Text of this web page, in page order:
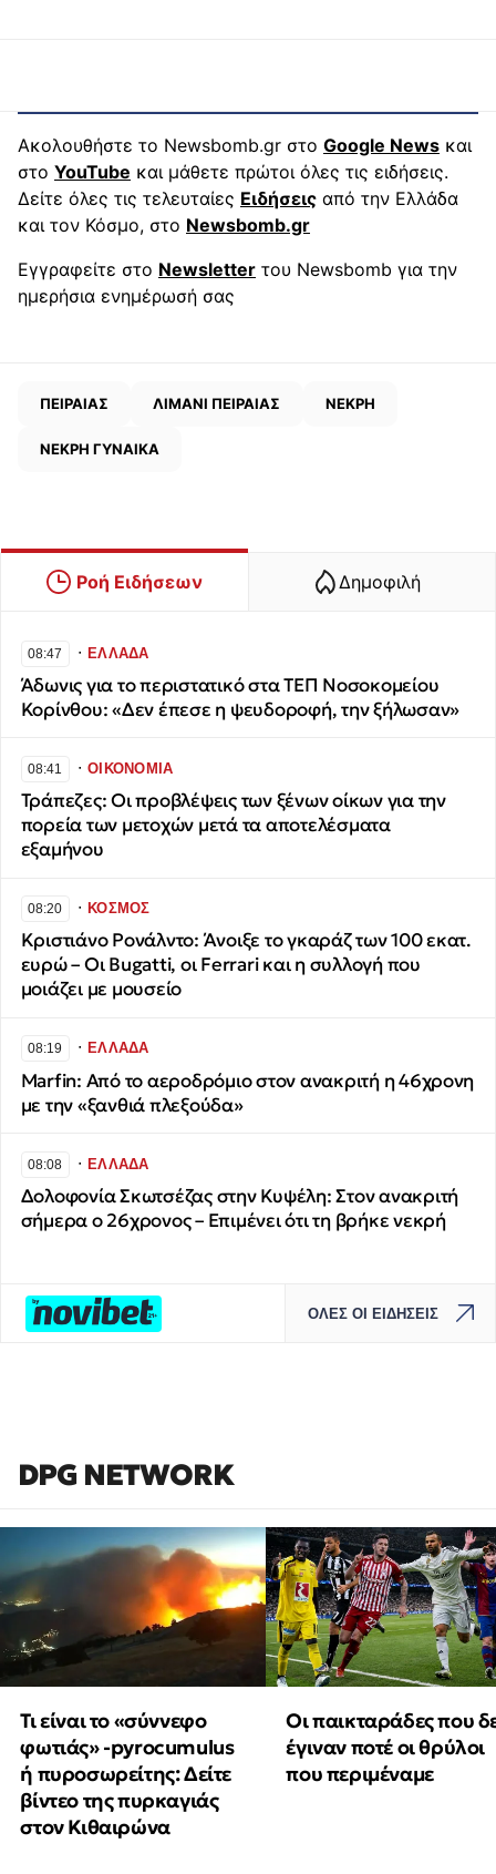
Ακολουθήστε το Newsbomb.gr στο Google News και
στο YouTube και μάθετε πρώτοι όλες τις ειδήσεις.
Δείτε όλες τις τελευταίες Ειδήσεις από την Ελλάδα
και τον Κόσμο, στο Newsbomb.gr
Εγγραφείτε στο Newsletter του Newsbomb για την
ημερήσια ενημέρωσή σας
ΠΕΙΡΑΙΑΣ ΛΙΜΑΝΙ ΠΕΙΡΑΙΑΣ ΝΕΚΡΗ
ΝΕΚΡΗ ΓΥΝΑΙΚΑ
Ροή Ειδήσεων Δημοφιλή
08:47 ∙ΕΛΛΑΔΑ
Άδωνις για το περιστατικό στα ΤΕΠ Νοσοκομείου
Κορίνθου: «Δεν έπεσε η ψευδοροφή, την ξήλωσαν»
08:41 ∙ΟΙΚΟΝΟΜΙΑ
Τράπεζες: Οι προβλέψεις των ξένων οίκων για την
πορεία των μετοχών μετά τα αποτελέσματα
εξαμήνου
08:20 ∙ΚΟΣΜΟΣ
Κριστιάνο Ρονάλντο: Άνοιξε το γκαράζ των 100 εκατ.
ευρώ – Οι Bugatti, οι Ferrari και η συλλογή που
μοιάζει με μουσείο
08:19 ∙ΕΛΛΑΔΑ
Marfin: Από το αεροδρόμιο στον ανακριτή η 46χρονη
με την «ξανθιά πλεξούδα»
08:08 ∙ΕΛΛΑΔΑ
Δολοφονία Σκωτσέζας στην Κυψέλη: Στον ανακριτή
σήμερα ο 26χρονος – Επιμένει ότι τη βρήκε νεκρή
ΟΛΕΣ ΟΙ ΕΙΔΗΣΕΙΣ
DPG NETWORK
Τι είναι το «σύννεφο
φωτιάς» -pyrocumulus
ή πυροσωρείτης: Δείτε
βίντεο της πυρκαγιάς
στον Κιθαιρώνα
Οι παικταράδες που
έγιναν ποτέ οι θρύλοι
που περιμέναμε